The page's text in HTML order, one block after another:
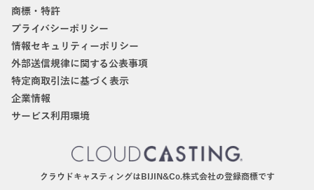
商標・特許
プライバシーポリシー
情報セキュリティーポリシー
外部送信規律に関する公表事項
特定商取引法に基づく表示
企業情報
サービス利用環境
クラウドキャスティングはBIJIN&Co.株式会社の登録商標です